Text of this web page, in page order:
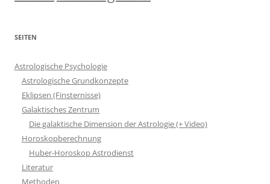
SEITEN
Astrologische Psychologie
Astrologische Grundkonzepte
Eklipsen (Finsternisse)
Galaktisches Zentrum
Die galaktische Dimension der Astrologie (+ Video)
Horoskopberechnung
Huber-Horoskop Astrodienst
Literatur
Methoden